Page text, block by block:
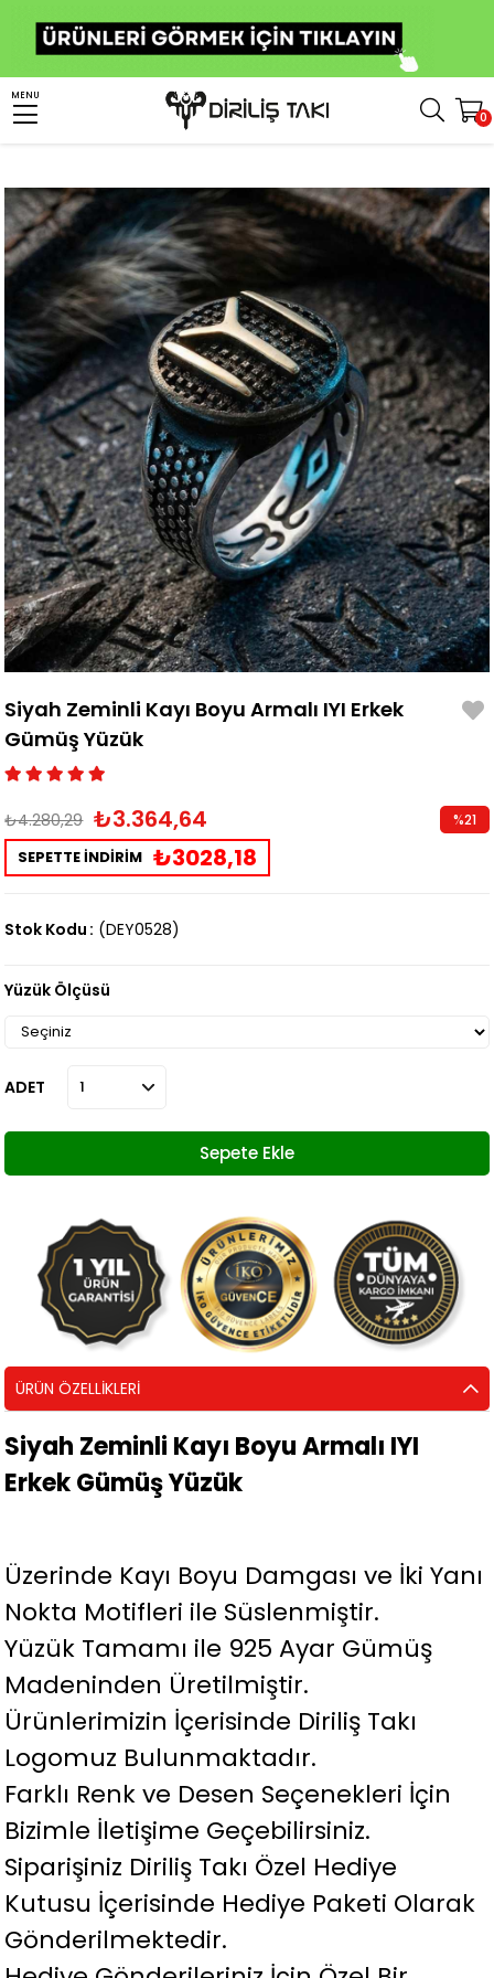
MENU
0
Erkek Gümüş Yüzük
Siyah Zeminli Kayı Boyu Armalı IYI Erkek Gümüş Yüzük
Siyah Zeminli Kayı Boyu Armalı IYI Erkek
Gümüş Yüzük
₺4.280,29 ₺3.364,64
SEPETTE İNDİRİM ₺3028,18
%21
Stok Kodu (DEY0528)
Yüzük Ölçüsü
ADET
ÜRÜN ÖZELLIKLERI
Siyah Zeminli Kayı Boyu Armalı IYI
Erkek Gümüş Yüzük
Üzerinde Kayı Boyu Damgası ve İki Yanı
Nokta Motifleri ile Süslenmiştir.
Yüzük Tamamı ile 925 Ayar Gümüş
Madeninden Üretilmiştir.
Ürünlerimizin İçerisinde Diriliş Takı
Logomuz Bulunmaktadır.
Farklı Renk ve Desen Seçenekleri İçin
Bizimle İletişime Geçebilirsiniz.
Siparişiniz Diriliş Takı Özel Hediye
Kutusu İçerisinde Hediye Paketi Olarak
Gönderilmektedir.